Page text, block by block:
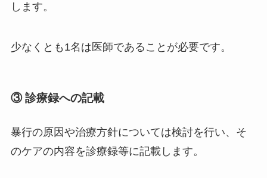
します。
少なくとも1名は医師であることが必要です。
③ 診療録への記載
暴行の原因や治療方針については検討を行い、そ
のケアの内容を診療録等に記載します。